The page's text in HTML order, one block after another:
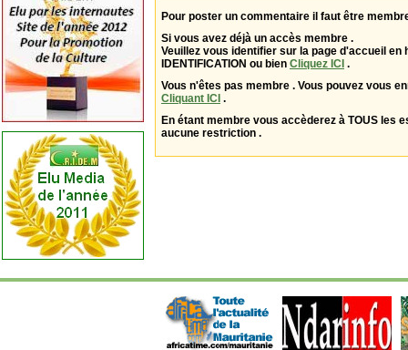
Pour poster un commentaire il faut être
Si vous avez déjà un accès membre .
Veuillez vous identifier sur la page d'accueil en
IDENTIFICATION ou bien Cliquez ICI .
Vous n'êtes pas membre . Vous pouvez vous
Cliquant ICI .
En étant membre vous accèderez à TOUS les
aucune restriction .